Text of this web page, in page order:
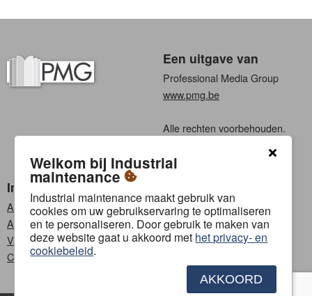
Een uitgave van
Professional Media Group
www.pmg.be
Alle rechten voorbehouden.
Privacy
Industrial maintenance
Abonneren
Adverteren
Vacatures
Contact
Nederlands
Frans
Welkom bij Industrial
maintenance
Industrial maintenance maakt gebruik van
cookies om uw gebruikservaring te optimaliseren
en te personaliseren. Door gebruik te maken van
deze website gaat u akkoord met het privacy- en
cookiebeleid.
AKKOORD